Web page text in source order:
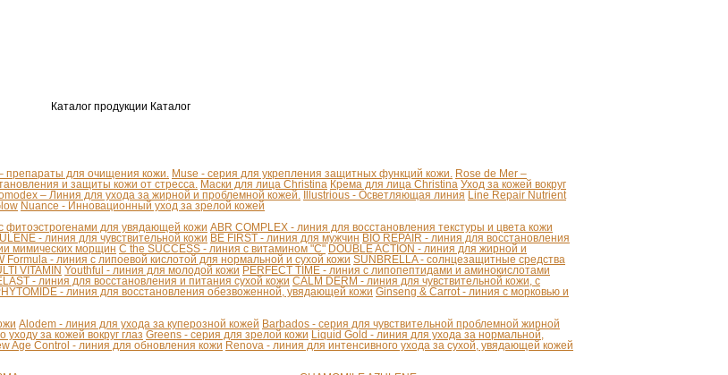
Каталог продукции Каталог
препараты для очищения кожи. Muse - серия для укрепления защитных функций кожи. Rose de Mer –
и защиты кожи от стресса. Маски для лица Christina Крема для лица Christina Уход за кожей вокруг
– Линия для ухода за жирной и проблемной кожей. Illustrious - Осветляющая линия Line Repair Nutrient
Nuance - Инновационный уход за зрелой кожей
фитоэстрогенами для увядающей кожи ABR COMPLEX - линия для восстановления текстуры и цвета кожи
- линия для чувствительной кожи BE FIRST - линия для мужчин BIO REPAIR - линия для восстановления
мимических морщин C the SUCCESS - линия с витамином "С" DOUBLE ACTION - линия для жирной и
Formula - линия с липоевой кислотой для нормальной и сухой кожи SUNBRELLA - солнцезащитные средства
VITAMIN Youthful - линия для молодой кожи PERFECT TIME - линия с липопептидами и аминокислотами
- линия для восстановления и питания сухой кожи CALM DERM - линия для чувствительной кожи, с
- линия для восстановления обезвоженной, увядающей кожи Ginseng & Carrot - линия с морковью и
Alodem - линия для ухода за куперозной кожей Barbados - серия для чувствительной проблемной жирной
уходу за кожей вокруг глаз Greens - серия для зрелой кожи Liquid Gold - линия для ухода за нормальной,
Age Control - линия для обновления кожи Renova - линия для интенсивного ухода за сухой, увядающей кожей